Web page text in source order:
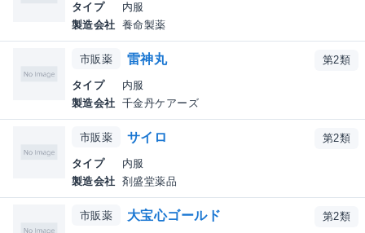
タイプ
内服
製造会社 養命製薬
市販薬 雷神丸
タイプ
内服
製造会社 千金丹ケアーズ
第2類
市販薬 サイロ
タイプ
内服
製造会社 剤盛堂薬品
第2類
市販薬 大宝心ゴールド 第2類